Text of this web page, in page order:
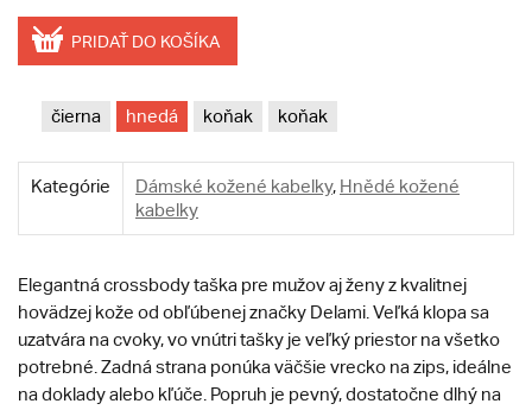
PRIDAŤ DO KOŠÍKA
čierna hnedá koňak koňak
Kategórie Dámské kožené kabelky, Hnědé kožené
kabelky
Elegantná crossbody taška pre mužov aj ženy z kvalitnej
hovädzej kože od obľúbenej značky Delami. Veľká klopa sa
uzatvára na cvoky, vo vnútri tašky je veľký priestor na všetko
potrebné. Zadná strana ponúka väčšie vrecko na zips, ideálne
na doklady alebo kľúče. Popruh je pevný, dostatočne dlhý na